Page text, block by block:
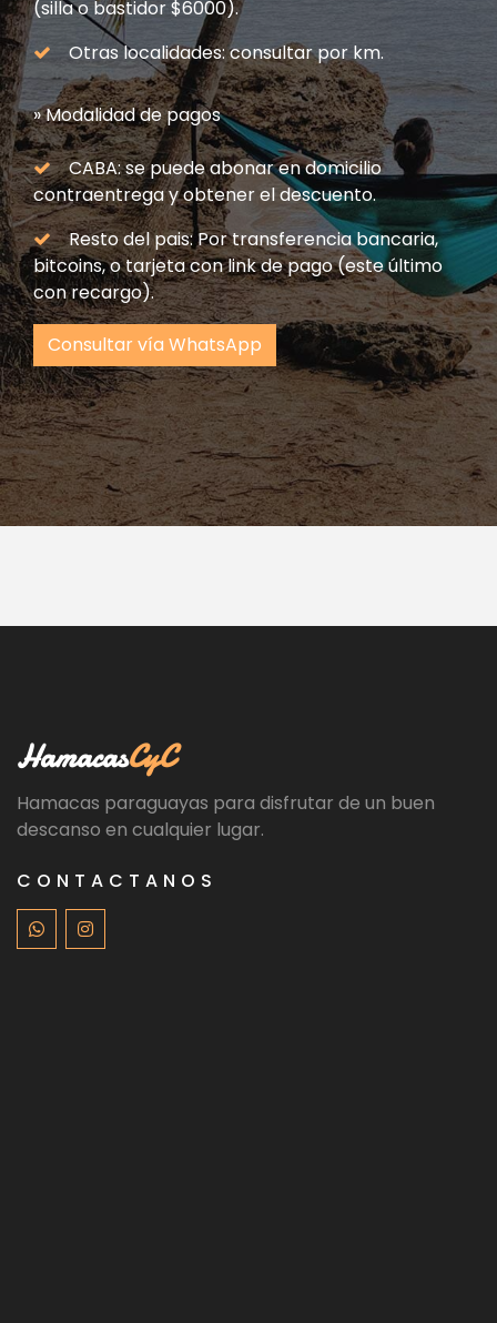
(silla o bastidor $6000).
Otras localidades: consultar por km.
» Modalidad de pagos
CABA: se puede abonar en domicilio
contraentrega y obtener el descuento.
Resto del pais: Por transferencia bancaria,
bitcoins, o tarjeta con link de pago (este último
con recargo).
Consultar vía WhatsApp
HamacasCyC
Hamacas paraguayas para disfrutar de un buen
descanso en cualquier lugar.
CONTACTANOS